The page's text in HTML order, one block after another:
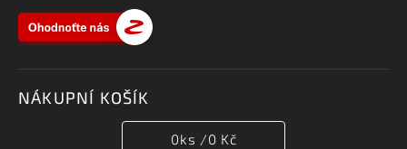
NÁKUPNÍ KOŠÍK
0ks /0 Kč